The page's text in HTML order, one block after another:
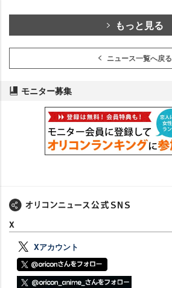
もっと見る
ニュース一覧へ戻る
モニター募集
X
Xアカウント